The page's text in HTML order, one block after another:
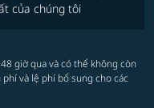
của chúng tôi
giờ qua và có thể không còn
và lệ phí bổ sung cho các